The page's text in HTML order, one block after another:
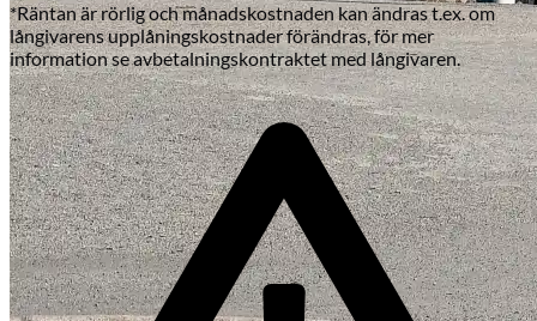
*Räntan är rörlig och månadskostnaden kan ändras t.ex. om
långivarens upplåningskostnader förändras, för mer
information se avbetalningskontraktet med långivaren.